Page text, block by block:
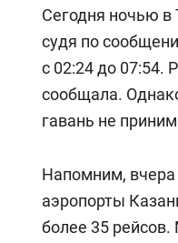
Сегодня ночью в
судя по
с 02:24 до 07:54.
сообщала.
гавань не
Напомним, вчера
аэропорты
более 35